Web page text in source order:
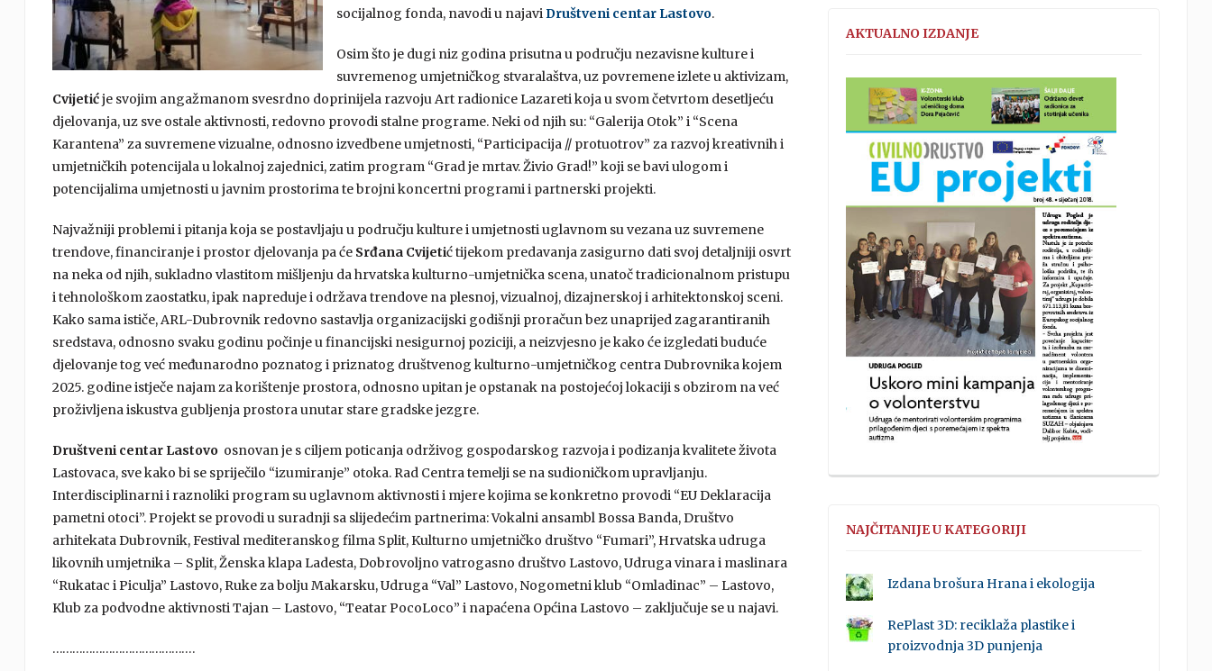
socijalnog fonda, navodi u najaviDruštveni centar Lastovo.
Osim što je dugi niz godina prisutna u području nezavisne kulture i
suvremenog umjetničkog stvaralaštva, uz povremene izlete u aktivizam,
Cvijetićje svojim angažmanom svesrdno doprinijela razvoju Art radionice Lazareti koja u svom četvrtom desetljeću
djelovanja, uz sve ostale aktivnosti, redovno provodi stalne programe. Neki od njih su: “Galerija Otok” i “Scena
Karantena” za suvremene vizualne, odnosno izvedbene umjetnosti, “Participacija // protuotrov” za razvoj kreativnih i
umjetničkih potencijala u lokalnoj zajednici, zatim program “Grad je mrtav. Živio Grad!” koji se bavi ulogom i
potencijalima umjetnosti u javnim prostorima te brojni koncertni programi i partnerski projekti.
Najvažniji problemi i pitanja koja se postavljaju u području kulture i umjetnosti uglavnom su vezana uz suvremene
trendove, financiranje i prostor djelovanja pa će Srđana Cvijetić tijekom predavanja zasigurno dati svoj detaljniji osvrt
na neka od njih, sukladno vlastitom mišljenju da hrvatska kulturno-umjetnička scena, unatoč tradicionalnom pristupu
i tehnološkom zaostatku, ipak napreduje i održava trendove na plesnoj, vizualnoj, dizajnerskoj i arhitektonskoj sceni.
Kako sama ističe, ARL-Dubrovnik redovno sastavlja organizacijski godišnji proračun bez unaprijed zagarantiranih
sredstava, odnosno svaku godinu počinje u financijski nesigurnoj poziciji, a neizvjesno je kako će izgledati buduće
djelovanje tog već međunarodno poznatog i priznatog društvenog kulturno-umjetničkog centra Dubrovnika kojem
2025. godine istječe najam za korištenje prostora, odnosno upitan je opstanak na postojećoj lokaciji s obzirom na već
proživljena iskustva gubljenja prostora unutar stare gradske jezgre.
Društveni centar Lastovoosnovan je s ciljem poticanja održivog gospodarskog razvoja i podizanja kvalitete života
Lastovaca, sve kako bi se spriječilo “izumiranje” otoka. Rad Centra temelji se na sudioničkom upravljanju.
Interdisciplinarni i raznoliki program su uglavnom aktivnosti i mjere kojima se konkretno provodi “EU Deklaracija
pametni otoci”. Projekt se provodi u suradnji sa slijedećim partnerima: Vokalni ansambl Bossa Banda, Društvo
arhitekata Dubrovnik, Festival mediteranskog filma Split, Kulturno umjetničko društvo “Fumari”, Hrvatska udruga
likovnih umjetnika – Split, Ženska klapa Ladesta, Dobrovoljno vatrogasno društvo Lastovo, Udruga vinara i maslinara
“Rukatac i Piculja” Lastovo, Ruke za bolju Makarsku, Udruga “Val” Lastovo, Nogometni klub “Omladinac” – Lastovo,
Klub za podvodne aktivnosti Tajan – Lastovo, “Teatar PocoLoco” i napaćena Općina Lastovo – zaključuje se u najavi.
…………………………………….
AKTUALNO IZDANJE
NAJČITANIJE U KATEGORIJI
Izdana brošura Hrana i ekologija
RePlast 3D: reciklaža plastike i
proizvodnja 3D punjenja